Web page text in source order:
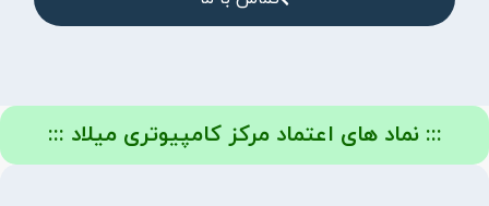
::: نماد های اعتماد مرکز کامپیوتری میلاد :::